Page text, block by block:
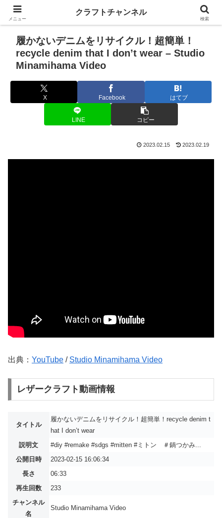
履かないデニムをリサイクル！超簡単！
recycle denim that I don’t wear – Studio
Minamihama Video
X Facebook はてブ
LINE コピー
2023.02.15 2023.02.19
出典： YouTube / Studio Minamihama Video
レザークラフト動画情報
タイトル
履かないデニムをリサイクル！超簡単！recycle denim t
hat I don’t wear
説明文
#diy #remake #sdgs #mitten #ミトン ＃鍋つかみ...
公開日時
2023-02-15 16:06:34
長さ
06:33
再生回数
233
チャンネル
名
Studio Minamihama Video
メニュー
クラフトチャンネル
検索